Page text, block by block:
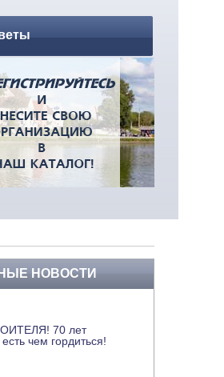
НОВОСТИ
70 лет
чем гордиться!